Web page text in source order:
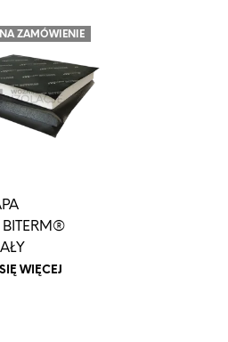
NA ZAMÓWIENIE
WIĘCEJ